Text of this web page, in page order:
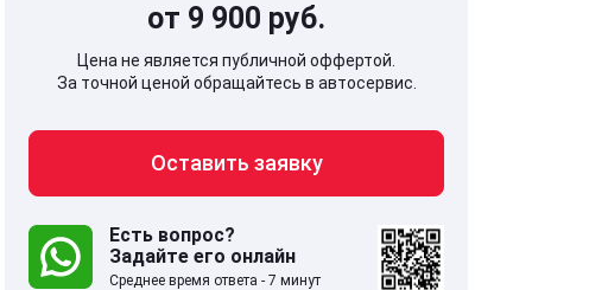
141707, Московская обл,
дом 5
от 9 900 руб.
Цена не является публичной оффертой.
За точной ценой обращайтесь в автосервис.
Оставить заявку
Есть вопрос?
Задайте его онлайн
Среднее время ответа - 7 минут